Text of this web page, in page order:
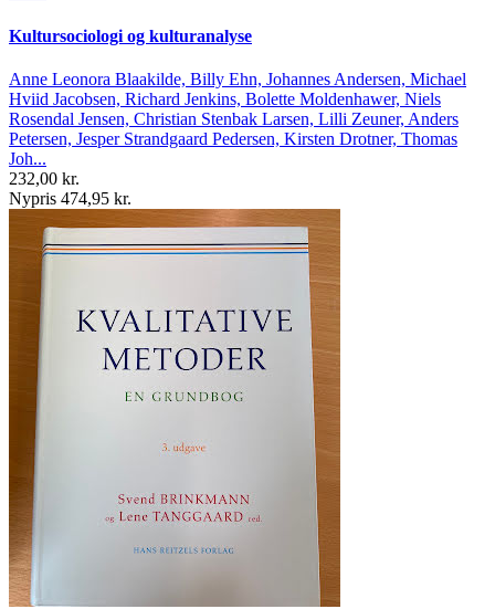
Kultursociologi og kulturanalyse
Anne Leonora Blaakilde, Billy Ehn, Johannes Andersen, Michael
Hviid Jacobsen, Richard Jenkins, Bolette Moldenhawer, Niels
Rosendal Jensen, Christian Stenbak Larsen, Lilli Zeuner, Anders
Petersen, Jesper Strandgaard Pedersen, Kirsten Drotner, Thomas
Joh...
232,00 kr.
Nypris 474,95 kr.